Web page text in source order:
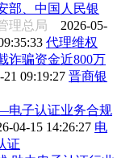
部、中国人民银
理总局 2026-05-
代理维权
诈骗资金近800万
21 09:19:27 晋商银
电子认证业务合规
04-15 14:26:27 电
证